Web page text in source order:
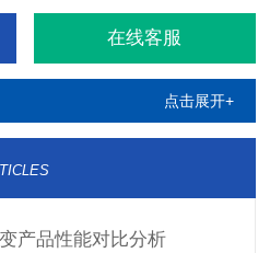
在线客服
点击展开+
产品性能对比分析